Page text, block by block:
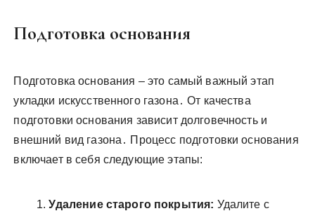
Подготовка основания
Подготовка основания – это самый важный этап
укладки искусственного газона․ От качества
подготовки основания зависит долговечность и
внешний вид газона․ Процесс подготовки основания
включает в себя следующие этапы:
Удаление старого покрытия: Удалите с